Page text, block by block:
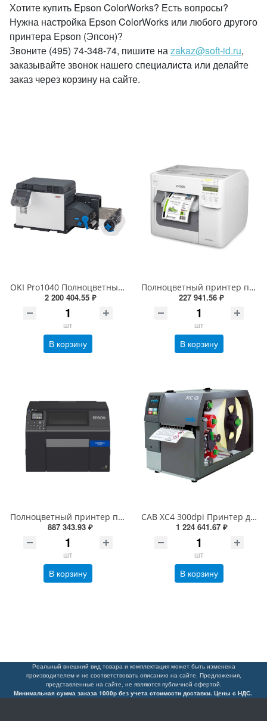
Хотите купить Epson ColorWorks? Есть вопросы?
Нужна настройка Epson ColorWorks или любого другого
принтера Epson (Эпсон)?
Звоните (495) 74-348-74, пишите наzakaz@soft-id.ru,
заказывайте звонок нашего специалиста или делайте
заказ через корзину на сайте.
OKI Pro1040 Полноцветный CMYK 1200 dpi промышленный электрографический принтер этикеток с ножом (30-130мм, 152мм/сек, USB , Ethernet (LAN), 46672003)
2 200 404.55 ₽
шт
В корзину
Полноцветный принтер печати этикеток Epson C3500 ColorWorks (TM-C3500-012CD) (720 dpi, 112 мм, USB, Ethernet, CMYK)
227 941.56 ₽
шт
В корзину
Полноцветный принтер печати этикеток Epson ColorWorks C6500Ae (8”, автоотрезчик) C31CH77102 (1200 dpi, 216 мм, USB, Ethernet, CMYK)
887 343.93 ₽
шт
В корзину
CAB XC4 300dpi Принтер двухцветной печати этикеток термотрансферный cab XC Q4 300 (6011520, 5965700)
1 224 641.67 ₽
шт
В корзину
Реальный внешний вид товара и комплектация может быть изменена
производителем и не соответствовать описанию на сайте. Предложения,
представленные на сайте, не являются публичной офертой.
Минимальная сумма заказа 1000р без учета стоимости доставки. Цены с НДС.